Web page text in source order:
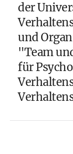
der
und
"Team
für